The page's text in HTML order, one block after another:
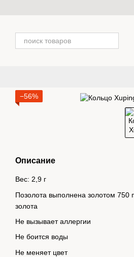
−56%
Описание
Вес: 2,9 г
Позолота выполнена золотом 750
золота
Не вызывает аллергии
Не боится воды
Не меняет цвет